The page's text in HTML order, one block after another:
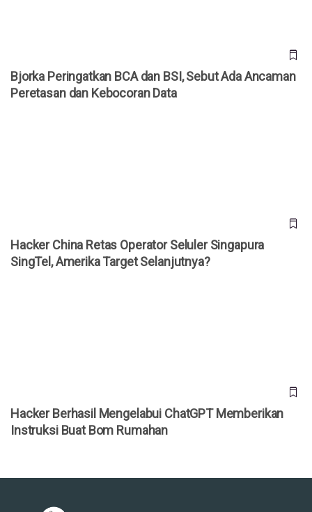
Bjorka Peringatkan BCA dan BSI, Sebut Ada Ancaman
Peretasan dan Kebocoran Data
Hacker China Retas Operator Seluler Singapura
SingTel, Amerika Target Selanjutnya?
Hacker Berhasil Mengelabui ChatGPT Memberikan
Instruksi Buat Bom Rumahan